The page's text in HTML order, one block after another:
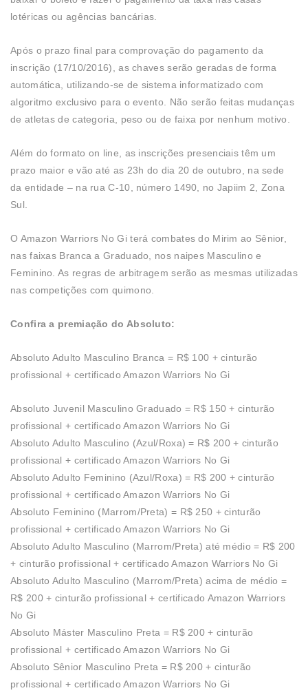
lotéricas ou agências bancárias.
Após o prazo final para comprovação do pagamento da
inscrição (17/10/2016), as chaves serão geradas de forma
automática, utilizando-se de sistema informatizado com
algoritmo exclusivo para o evento. Não serão feitas mudanças
de atletas de categoria, peso ou de faixa por nenhum motivo.
Além do formato on line, as inscrições presenciais têm um
prazo maior e vão até as 23h do dia 20 de outubro, na sede
da entidade – na rua C-10, número 1490, no Japiim 2, Zona
Sul.
O Amazon Warriors No Gi terá combates do Mirim ao Sênior,
nas faixas Branca a Graduado, nos naipes Masculino e
Feminino. As regras de arbitragem serão as mesmas utilizadas
nas competições com quimono.
Confira a premiação do Absoluto:
Absoluto Adulto Masculino Branca = R$ 100 + cinturão
profissional + certificado Amazon Warriors No Gi
Absoluto Juvenil Masculino Graduado = R$ 150 + cinturão
profissional + certificado Amazon Warriors No Gi
Absoluto Adulto Masculino (Azul/Roxa) = R$ 200 + cinturão
profissional + certificado Amazon Warriors No Gi
Absoluto Adulto Feminino (Azul/Roxa) = R$ 200 + cinturão
profissional + certificado Amazon Warriors No Gi
Absoluto Feminino (Marrom/Preta) = R$ 250 + cinturão
profissional + certificado Amazon Warriors No Gi
Absoluto Adulto Masculino (Marrom/Preta) até médio = R$ 200
+ cinturão profissional + certificado Amazon Warriors No Gi
Absoluto Adulto Masculino (Marrom/Preta) acima de médio =
R$ 200 + cinturão profissional + certificado Amazon Warriors
No Gi
Absoluto Máster Masculino Preta = R$ 200 + cinturão
profissional + certificado Amazon Warriors No Gi
Absoluto Sênior Masculino Preta = R$ 200 + cinturão
profissional + certificado Amazon Warriors No Gi